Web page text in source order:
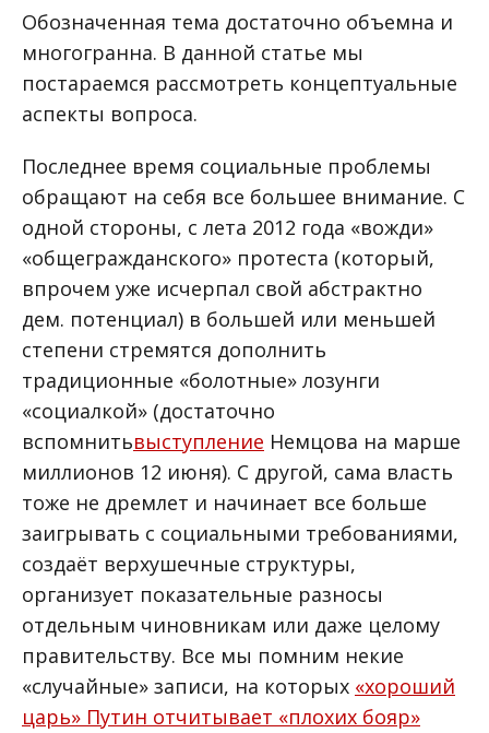
Обозначенная тема достаточно объемна и
многогранна. В данной статье мы
постараемся рассмотреть концептуальные
аспекты вопроса.
Последнее время социальные проблемы
обращают на себя все большее внимание. С
одной стороны, с лета 2012 года «вожди»
«общегражданского» протеста (который,
впрочем уже исчерпал свой абстрактно
дем. потенциал) в большей или меньшей
степени стремятся дополнить
традиционные «болотные» лозунги
«социалкой» (достаточно
вспомнитьвыступление Немцова на марше
миллионов 12 июня). С другой, сама власть
тоже не дремлет и начинает все больше
заигрывать с социальными требованиями,
создаёт верхушечные структуры,
организует показательные разносы
отдельным чиновникам или даже целому
правительству. Все мы помним некие
«случайные» записи, на которых «хороший
царь» Путин отчитывает «плохих бояр»